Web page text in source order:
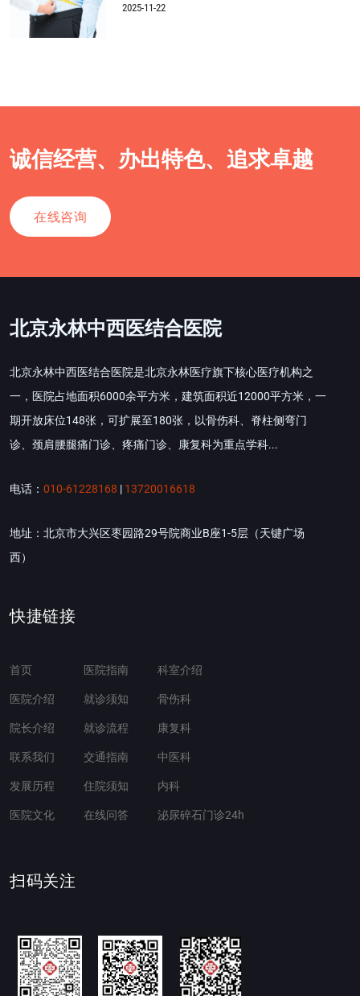
2025-11-22
诚信经营、办出特色、追求卓越
在线咨询
北京永林中西医结合医院
北京永林中西医结合医院是北京永林医疗旗下核心医疗机构之
一，医院占地面积6000余平方米，建筑面积近12000平方米，一
期开放床位148张，可扩展至180张，以骨伤科、脊柱侧弯门
诊、颈肩腰腿痛门诊、疼痛门诊、康复科为重点学科...
电话： 010-61228168 | 13720016618
地址：北京市大兴区枣园路29号院商业B座1-5层（天键广场
西）
快捷链接
首页
医院介绍
院长介绍
联系我们
发展历程
医院文化
医院指南
就诊须知
就诊流程
交通指南
住院须知
在线问答
科室介绍
骨伤科
康复科
中医科
内科
泌尿碎石门诊24h
扫码关注